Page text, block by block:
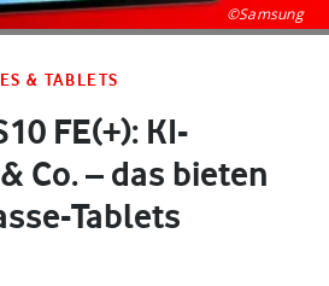
©Samsung
& TABLETS
FE(+): KI-
Co. – das bieten
Tablets